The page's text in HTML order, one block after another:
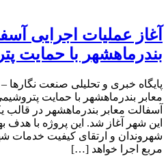
آغاز عملیات اجرایی
بندرماهشهر با حمایت
پایگاه خبری و تحلیلی صنعت نگارها
معابر بندرماهشهر با حمایت
آسفالت معابر بندرماهشهر در
این شهر آغاز شد. این پروژه با هدف
مربع اجرا خواهد […]